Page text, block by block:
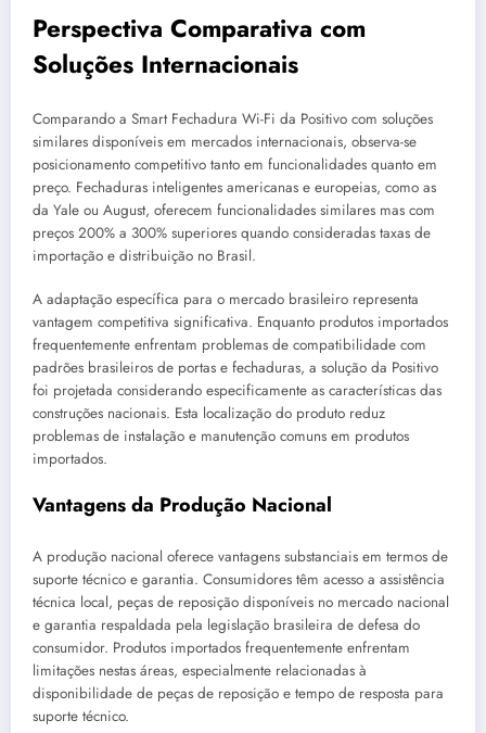
Perspectiva Comparativa com
Soluções Internacionais
Comparando a Smart Fechadura Wi-Fi da Positivo com soluções
similares disponíveis em mercados internacionais, observa-se
posicionamento competitivo tanto em funcionalidades quanto em
preço. Fechaduras inteligentes americanas e europeias, como as
da Yale ou August, oferecem funcionalidades similares mas com
preços 200% a 300% superiores quando consideradas taxas de
importação e distribuição no Brasil.
A adaptação específica para o mercado brasileiro representa
vantagem competitiva significativa. Enquanto produtos importados
frequentemente enfrentam problemas de compatibilidade com
padrões brasileiros de portas e fechaduras, a solução da Positivo
foi projetada considerando especificamente as características das
construções nacionais. Esta localização do produto reduz
problemas de instalação e manutenção comuns em produtos
importados.
Vantagens da Produção Nacional
A produção nacional oferece vantagens substanciais em termos de
suporte técnico e garantia. Consumidores têm acesso a assistência
técnica local, peças de reposição disponíveis no mercado nacional
e garantia respaldada pela legislação brasileira de defesa do
consumidor. Produtos importados frequentemente enfrentam
limitações nestas áreas, especialmente relacionadas à
disponibilidade de peças de reposição e tempo de resposta para
suporte técnico.